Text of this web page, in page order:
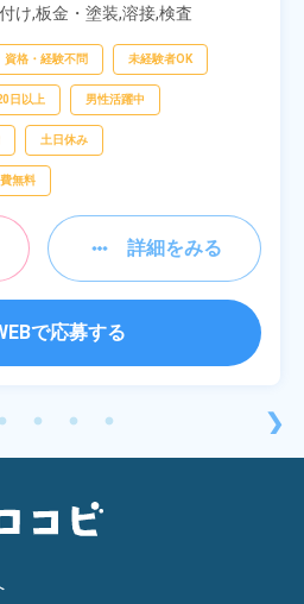
16:40
け,板金・塗装,溶接,検査
資格・経験不問 未経験者OK
日以上 男性活躍中
土日休み
無料
詳細をみる
で応募する
❯